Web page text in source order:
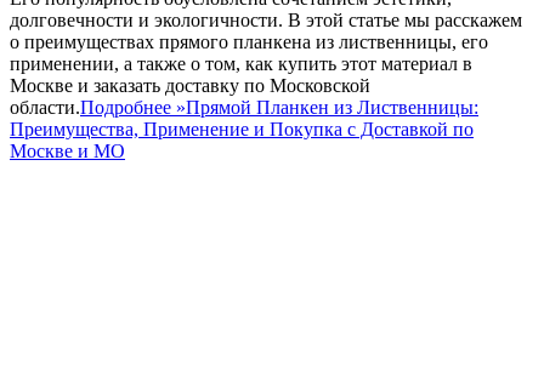
долговечности и экологичности. В этой статье мы расскажем
о преимуществах прямого планкена из лиственницы, его
применении, а также о том, как купить этот материал в
Москве и заказать доставку по Московской
области.Подробнее »Прямой Планкен из Лиственницы:
Преимущества, Применение и Покупка с Доставкой по
Москве и МО